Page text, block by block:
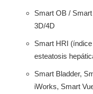
Smart OB /
3D/4D
Smart HRI
esteatosis
Smart Bladder,
iWorks, Smart